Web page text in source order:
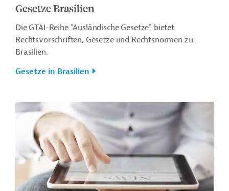
Gesetze Brasilien
Die GTAI-Reihe "Ausländische Gesetze" bietet
Rechtsvorschriften, Gesetze und Rechtsnormen zu
Brasilien.
Gesetze in Brasilien